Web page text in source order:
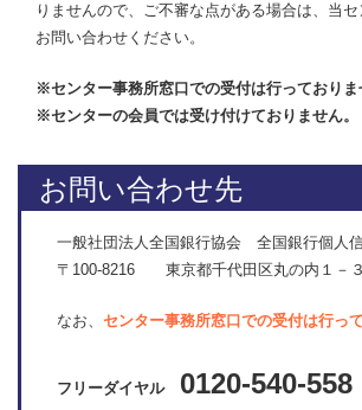
りませんので、ご不審な点がある場合は、当
お問い合わせください。
※センター事務所窓口での受付は行っておりま
※センターの会員では受け付けておりません。
お問い合わせ先
一般社団法人全国銀行協会 全国銀行個人
〒100-8216 東京都千代田区丸の内１－３
なお、 センター事務所窓口での受付は行っ
フリーダイヤル 0120-540-558